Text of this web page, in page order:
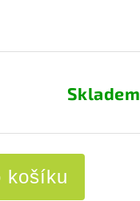
Skladem
košíku